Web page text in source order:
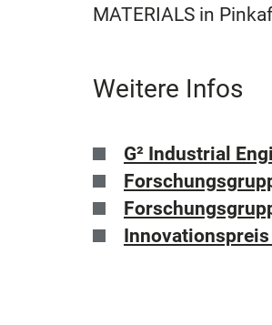
MATERIALS in
Weitere Infos
G² Industrial
Innovationspreis